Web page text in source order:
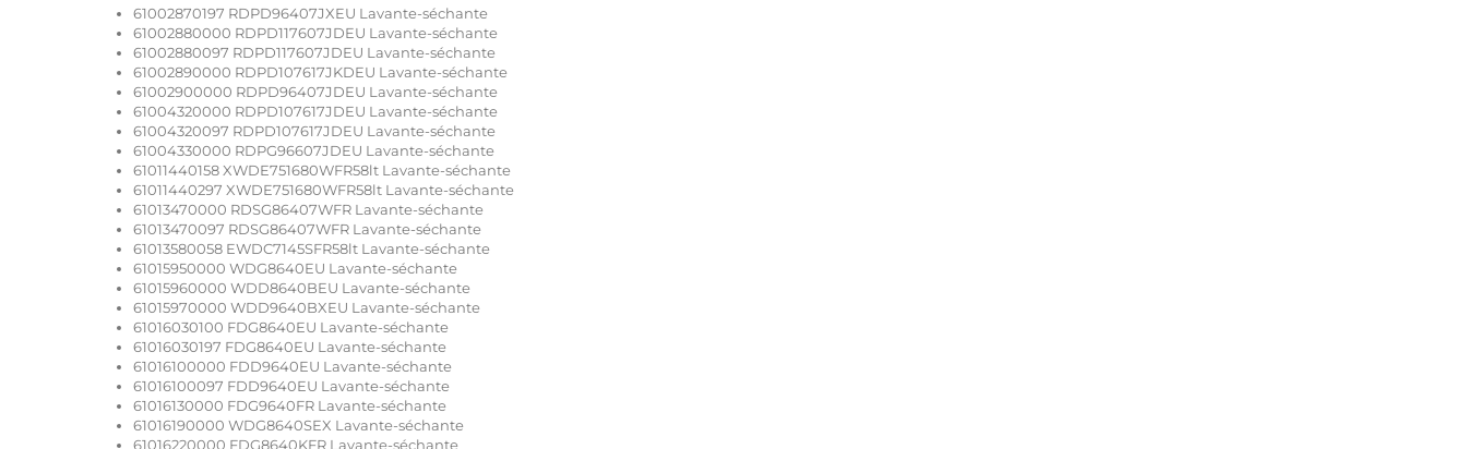
61002870197 RDPD96407JXEU Lavante-séchante
61002880000 RDPD117607JDEU Lavante-séchante
61002880097 RDPD117607JDEU Lavante-séchante
61002890000 RDPD107617JKDEU Lavante-séchante
61002900000 RDPD96407JDEU Lavante-séchante
61004320000 RDPD107617JDEU Lavante-séchante
61004320097 RDPD107617JDEU Lavante-séchante
61004330000 RDPG96607JDEU Lavante-séchante
61011440158 XWDE751680WFR58lt Lavante-séchante
61011440297 XWDE751680WFR58lt Lavante-séchante
61013470000 RDSG86407WFR Lavante-séchante
61013470097 RDSG86407WFR Lavante-séchante
61013580058 EWDC7145SFR58lt Lavante-séchante
61015950000 WDG8640EU Lavante-séchante
61015960000 WDD8640BEU Lavante-séchante
61015970000 WDD9640BXEU Lavante-séchante
61016030100 FDG8640EU Lavante-séchante
61016030197 FDG8640EU Lavante-séchante
61016100000 FDD9640EU Lavante-séchante
61016100097 FDD9640EU Lavante-séchante
61016130000 FDG9640FR Lavante-séchante
61016190000 WDG8640SEX Lavante-séchante
61016220000 FDG8640KFR Lavante-séchante